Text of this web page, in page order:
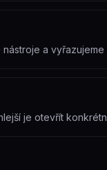
a
je otevřít